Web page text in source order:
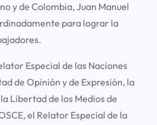
y de Colombia, Juan Manuel
para lograr la
Especial de las Naciones
de Opinión y de Expresión, la
Libertad de los Medios de
el Relator Especial de la